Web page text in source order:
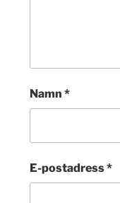
Namn *
E-postadress*